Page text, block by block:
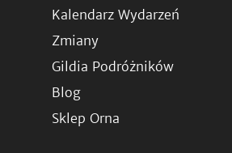
Kalendarz Wydarzeń
Zmiany
Gildia Podróżników
Blog
Sklep Orna